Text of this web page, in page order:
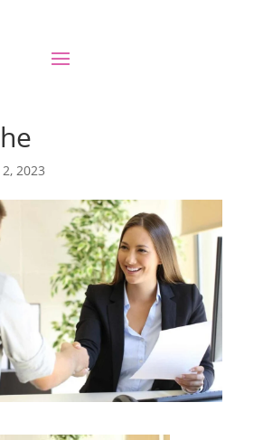
2023